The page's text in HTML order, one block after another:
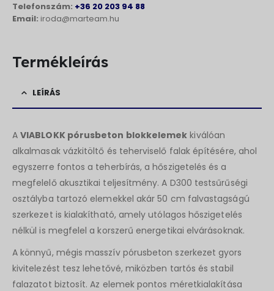
Telefonszám: +36 20 203 94 88
Email: iroda@marteam.hu
Termékleírás
LEÍRÁS
AVIABLOKK pórusbeton blokkelemek kiválóan
alkalmasak vázkitöltő és teherviselő falak építésére, ahol
egyszerre fontos a teherbírás, a hőszigetelés és a
megfelelő akusztikai teljesítmény. A D300 testsűrűségi
osztályba tartozó elemekkel akár 50 cm falvastagságú
szerkezet is kialakítható, amely utólagos hőszigetelés
nélkül is megfelel a korszerű energetikai elvárásoknak.
A könnyű, mégis masszív pórusbeton szerkezet gyors
kivitelezést tesz lehetővé, miközben tartós és stabil
falazatot biztosít. Az elemek pontos méretkialakítása